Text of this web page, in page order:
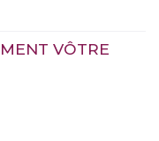
VÔTRE